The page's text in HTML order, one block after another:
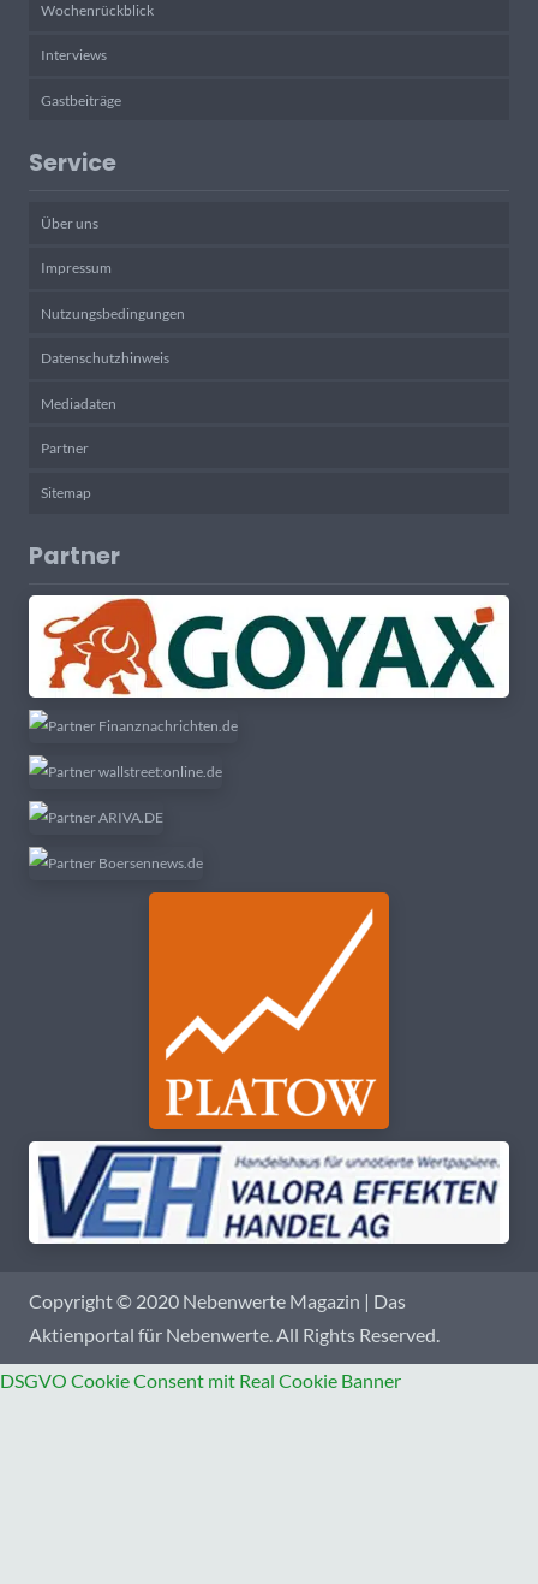
Wochenrückblick
Interviews
Gastbeiträge
Service
Über uns
Impressum
Nutzungsbedingungen
Datenschutzhinweis
Mediadaten
Partner
Sitemap
Partner
Copyright © 2020 Nebenwerte Magazin | Das
Aktienportal für Nebenwerte. All Rights Reserved.
DSGVO Cookie Consent mit Real Cookie Banner